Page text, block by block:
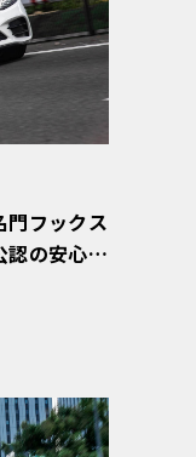
門フックス
認の安心
PR〉